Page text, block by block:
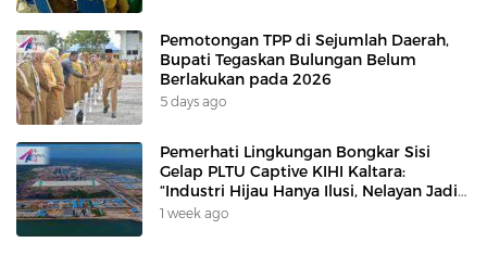
Pemotongan TPP di Sejumlah Daerah,
Bupati Tegaskan Bulungan Belum
Berlakukan pada 2026
5 days ago
Pemerhati Lingkungan Bongkar Sisi
Gelap PLTU Captive KIHI Kaltara:
“Industri Hijau Hanya Ilusi, Nelayan Jadi
Korban”
1 week ago